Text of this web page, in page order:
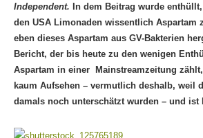
Independent. In dem Beitrag wurde
den USA Limonaden wissentlich Aspartam
eben dieses Aspartam aus GV-Bakterien
Bericht, der bis heute zu den wenigen
Aspartam in einer Mainstreamzeitung
kaum Aufsehen – vermutlich deshalb, weil
damals noch unterschätzt wurden – und ist